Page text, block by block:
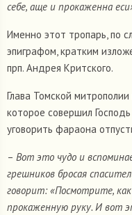
себе, аще и прокаженна
Именно этот тропарь, по
эпиграфом, кратким
прп. Андрея Критского.
Глава Томской
которое совершил
уговорить фараона
– Вот это чудо и
грешников бросая
говорит: «Посмотрите,
прокаженную руку. И вот